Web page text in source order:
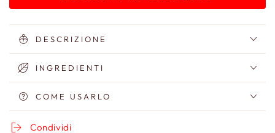
Primer
Primer
DESCRIZIONE
INGREDIENTI
COME USARLO
Condividi